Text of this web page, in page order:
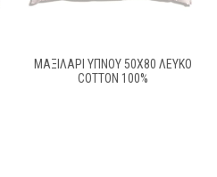
ΜΑΞΙΛΑΡΙ ΥΠΝΟΥ 50X80 ΛΕΥΚΟ
COTTON 100%